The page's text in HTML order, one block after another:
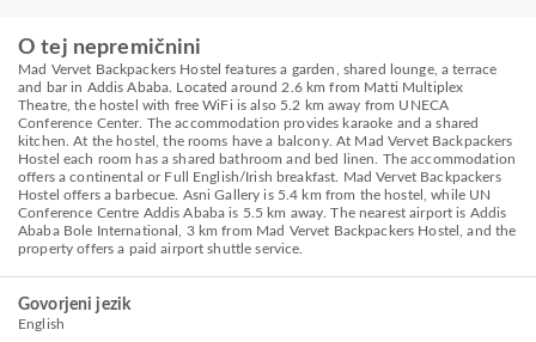
O tej nepremičnini
Mad Vervet Backpackers Hostel features a garden, shared lounge, a terrace
and bar in Addis Ababa. Located around 2.6 km from Matti Multiplex
Theatre, the hostel with free WiFi is also 5.2 km away from UNECA
Conference Center. The accommodation provides karaoke and a shared
kitchen. At the hostel, the rooms have a balcony. At Mad Vervet Backpackers
Hostel each room has a shared bathroom and bed linen. The accommodation
offers a continental or Full English/Irish breakfast. Mad Vervet Backpackers
Hostel offers a barbecue. Asni Gallery is 5.4 km from the hostel, while UN
Conference Centre Addis Ababa is 5.5 km away. The nearest airport is Addis
Ababa Bole International, 3 km from Mad Vervet Backpackers Hostel, and the
property offers a paid airport shuttle service.
Govorjeni jezik
English